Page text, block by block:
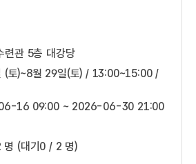
련관 5층 대강당
(토)~8월 29일(토) / 13:00~15:00 /
16 09:00 ~ 2026-06-30 21:00
(대기0 / 2 명)